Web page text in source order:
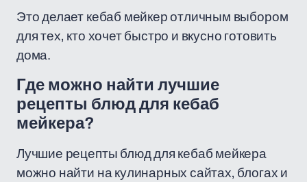
Это делает кебаб мейкер отличным выбором
для тех, кто хочет быстро и вкусно готовить
дома.
Где можно найти лучшие
рецепты блюд для кебаб
мейкера?
Лучшие рецепты блюд для кебаб мейкера
можно найти на кулинарных сайтах, блогах и